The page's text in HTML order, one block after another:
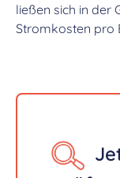
ließen sich in der
Stromkosten pro